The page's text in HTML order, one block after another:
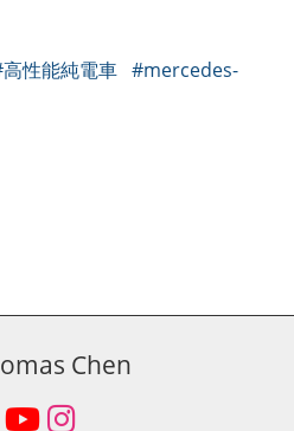
性能純電車 #mercedes-
Chen